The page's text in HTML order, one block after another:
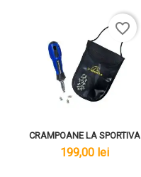
CRAMPOANE LA SPORTIVA
lei
199,00 lei
favorite_border